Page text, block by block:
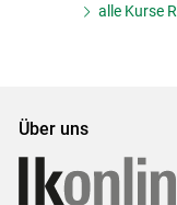
alle Kurse
Über uns